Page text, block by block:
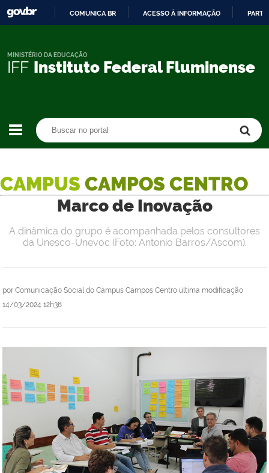
CONTEÚDO
COMUNICA BR ACESSO À INFORMAÇÃO
IFF Instituto Federal Fluminense
MINISTÉRIO DA EDUCAÇÃO
CAMPUS CAMPOS CENTRO
Marco de Inovação
por Comunicação Social do Campus Campos Centro última modificação
14/03/2024 12h38
A dinâmica do grupo é acompanhada pelos consultores
da Unesco-Unevoc (Foto: Antonio Barros/Ascom).